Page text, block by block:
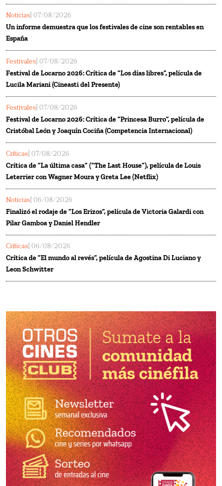
Noticias | 07/08/2026
Un informe demuestra que los festivales de cine son rentables en
España
Festivales | 07/08/2026
Festival de Locarno 2026: Crítica de “Los días libres”, película de
Lucila Mariani (Cineasti del Presente)
Festivales | 07/08/2026
Festival de Locarno 2026: Crítica de “Princesa Burro”, película de
Cristóbal León y Joaquín Cociña (Competencia Internacional)
Críticas | 07/08/2026
Crítica de “La última casa” (“The Last House”), película de Louis
Leterrier con Wagner Moura y Greta Lee (Netflix)
Noticias | 06/08/2026
Finalizó el rodaje de “Los Erizos”, película de Victoria Galardi con
Pilar Gamboa y Daniel Hendler
Críticas | 06/08/2026
Crítica de “El mundo al revés”, película de Agostina Di Luciano y
Leon Schwitter